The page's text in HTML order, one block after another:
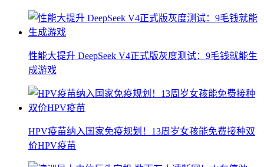
性能大提升 DeepSeek V4正式版灰度测试：9毛钱就能生
成游戏
HPV疫苗纳入国家免疫规划！13周岁女孩能免费接种双
价HPV疫苗